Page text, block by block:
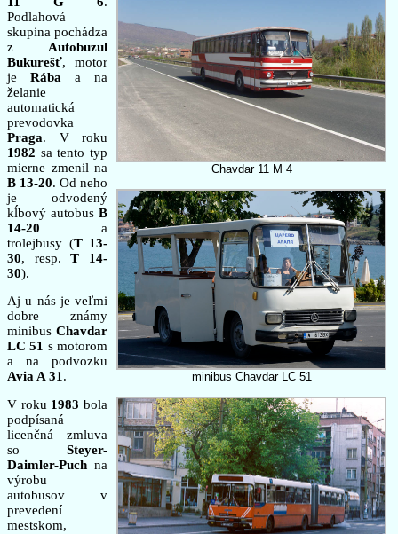
Chavdar 11 M 4
minibus Chavdar LC 51
Podlahová
skupina pochádza
z Autobuzul
Bukurešť, motor
je Rába a na
želanie
automatická
prevodovka
Praga. V roku
1982 sa tento typ
mierne zmenil na
B 13-20. Od neho
je odvodený
kĺbový autobus B
14-20 a
trolejbusy (T 13-
30, resp.T 14-
30).
Aj u nás je veľmi
dobre známy
minibus Chavdar
LC 51 s motorom
a na podvozku
Avia A 31.
V roku 1983 bola
podpísaná
licenčná zmluva
so Steyer-
Daimler-Puch na
výrobu
autobusov v
prevedení
mestskom,